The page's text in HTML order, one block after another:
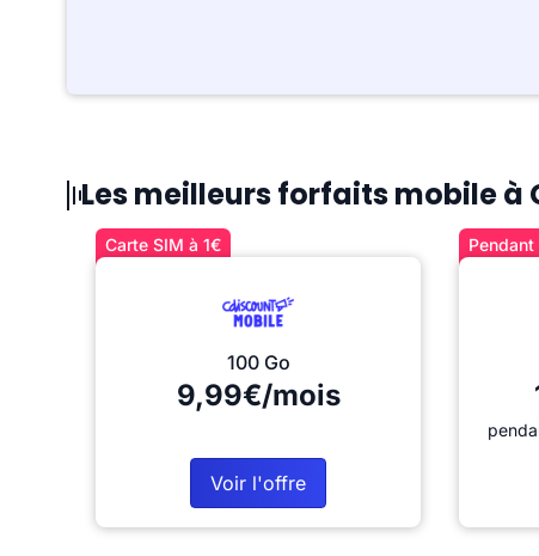
Les meilleurs forfaits mobile à
Carte SIM à 1€
100 Go
9,99€/mois
Voir l'offre
Pendant